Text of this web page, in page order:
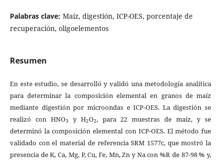
Palabras clave: Maíz, digestión, ICP-OES, porcentaje de
recuperación, oligoelementos
Resumen
En este estudio, se desarrolló y validó una metodología analítica
para determinar la composición elemental en granos de maíz
mediante digestión por microondas e ICP-OES. La digestión se
realizó con HNO3 y H2O2, para 22 muestras de maíz, y se
determinó la composición elemental con ICP-OES. El método fue
validado con el material de referencia SRM 1577c, que mostró la
presencia de K, Ca, Mg, P, Cu, Fe, Mn, Zn y Na con %R de 87-98 % y,